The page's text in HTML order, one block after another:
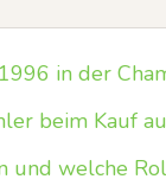
in der
beim Kauf
und welche